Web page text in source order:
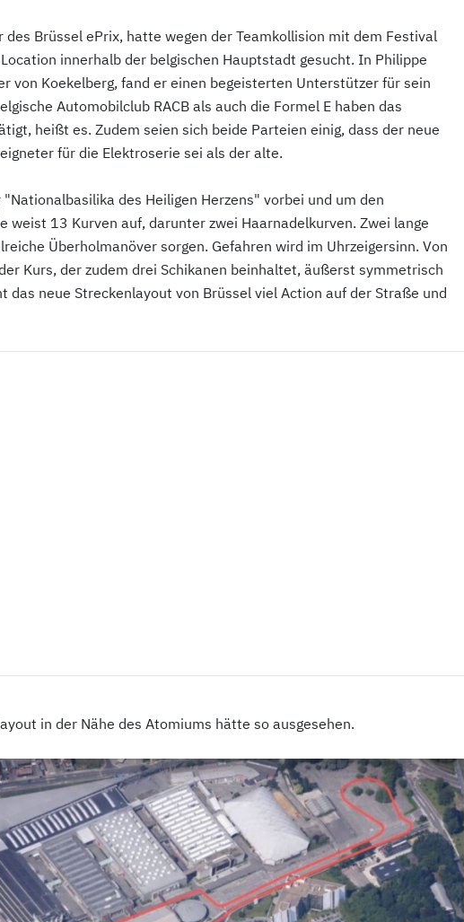
des Brüssel ePrix, hatte wegen der Teamkollision mit dem Festival
innerhalb der belgischen Hauptstadt gesucht. In Philippe
von Koekelberg, fand er einen begeisterten Unterstützer für sein
Automobilclub RACB als auch die Formel E haben das
heißt es. Zudem seien sich beide Parteien einig, dass der neue
für die Elektroserie sei als der alte.
des Heiligen Herzens" vorbei und um den
weist 13 Kurven auf, darunter zwei Haarnadelkurven. Zwei lange
Überholmanöver sorgen. Gefahren wird im Uhrzeigersinn. Von
Kurs, der zudem drei Schikanen beinhaltet, äußerst symmetrisch
das neue Streckenlayout von Brüssel viel Action auf der Straße und
in der Nähe des Atomiums hätte so ausgesehen.